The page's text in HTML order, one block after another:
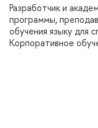
Разработчик и
программы,
обучения языку для
Корпоративное